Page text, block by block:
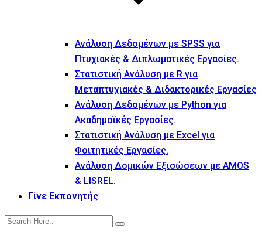
Ανάλυση Δεδομένων με SPSS για
Πτυχιακές & Διπλωματικές Εργασίες.
Στατιστική Ανάλυση με R για
Μεταπτυχιακές & Διδακτορικές Εργασίες
Ανάλυση Δεδομένων με Python για
Ακαδημαϊκές Εργασίες.
Στατιστική Ανάλυση με Excel για
Φοιτητικές Εργασίες.
Ανάλυση Δομικών Εξισώσεων με AMOS
& LISREL.
Γίνε Εκπονητής